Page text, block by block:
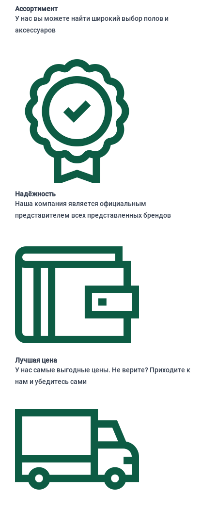
Ассортимент
У нас вы можете найти широкий выбор полов и
аксессуаров
Надёжность
Наша компания является официальным
представителем всех представленных брендов
Лучшая цена
У нас самые выгодные цены. Не верите? Приходите к
нам и убедитесь сами